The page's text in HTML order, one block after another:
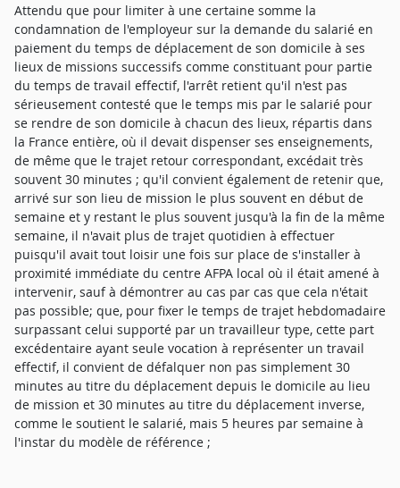
Attendu que pour limiter à une certaine somme la
condamnation de l'employeur sur la demande du salarié en
paiement du temps de déplacement de son domicile à ses
lieux de missions successifs comme constituant pour partie
du temps de travail effectif, l'arrêt retient qu'il n'est pas
sérieusement contesté que le temps mis par le salarié pour
se rendre de son domicile à chacun des lieux, répartis dans
la France entière, où il devait dispenser ses enseignements,
de même que le trajet retour correspondant, excédait très
souvent 30 minutes ; qu'il convient également de retenir que,
arrivé sur son lieu de mission le plus souvent en début de
semaine et y restant le plus souvent jusqu'à la fin de la même
semaine, il n'avait plus de trajet quotidien à effectuer
puisqu'il avait tout loisir une fois sur place de s'installer à
proximité immédiate du centre AFPA local où il était amené à
intervenir, sauf à démontrer au cas par cas que cela n'était
pas possible; que, pour fixer le temps de trajet hebdomadaire
surpassant celui supporté par un travailleur type, cette part
excédentaire ayant seule vocation à représenter un travail
effectif, il convient de défalquer non pas simplement 30
minutes au titre du déplacement depuis le domicile au lieu
de mission et 30 minutes au titre du déplacement inverse,
comme le soutient le salarié, mais 5 heures par semaine à
l'instar du modèle de référence ;